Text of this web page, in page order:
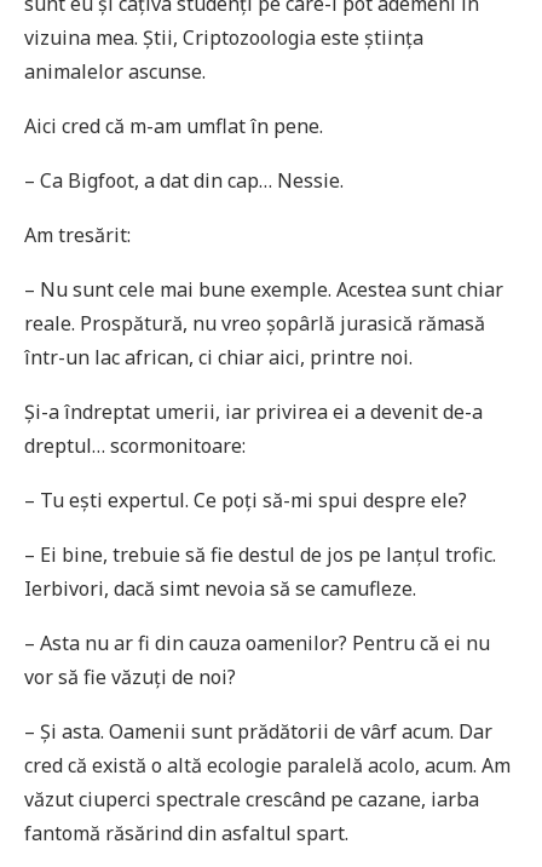
vizuina mea. Știi, Criptozoologia este știința
animalelor ascunse.
Aici cred că m-am umflat în pene.
– Ca Bigfoot, a dat din cap… Nessie.
Am tresărit:
– Nu sunt cele mai bune exemple. Acestea sunt chiar
reale. Prospătură, nu vreo șopârlă jurasică rămasă
într-un lac african, ci chiar aici, printre noi.
Și-a îndreptat umerii, iar privirea ei a devenit de-a
dreptul… scormonitoare:
– Tu ești expertul. Ce poți să-mi spui despre ele?
– Ei bine, trebuie să fie destul de jos pe lanțul trofic.
Ierbivori, dacă simt nevoia să se camufleze.
– Asta nu ar fi din cauza oamenilor? Pentru că ei nu
vor să fie văzuți de noi?
– Și asta. Oamenii sunt prădătorii de vârf acum. Dar
cred că există o altă ecologie paralelă acolo, acum. Am
văzut ciuperci spectrale crescând pe cazane, iarba
fantomă răsărind din asfaltul spart.